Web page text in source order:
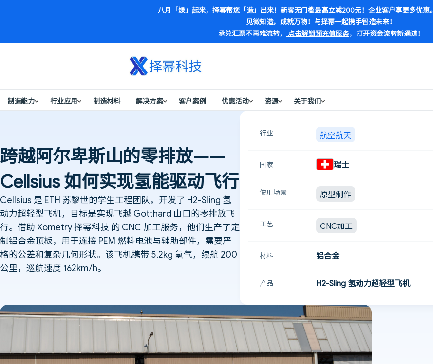
八月「燥」起来，择幂帮您「造」出来！新客无门槛最高立减200元！企业客户享更多优惠。
见微知造，成就万物！ 与择幂一起携手智造未来！
承兑汇票不再难流转， 点击解锁预充值服务，打开资金流转新通道！
制造能力 行业应用 制造材料 解决方案 客户案例 优惠活动 资源 关于我们
跨越阿尔卑斯山的零排放——
Cellsius 如何实现氢能驱动飞行
Cellsius 是 ETH 苏黎世的学生工程团队，开发了 H2-Sling 氢
动力超轻型飞机，目标是实现飞越 Gotthard 山口的零排放飞
行。借助 Xometry 择幂科技 的 CNC 加工服务，他们生产了定
制铝合金顶板，用于连接 PEM 燃料电池与辅助部件，需要严
格的公差和复杂几何形状。该飞机携带 5.2kg 氢气，续航 200
公里，巡航速度 162km/h。
行业 航空航天
国家 瑞士
使用场景 原型制作
工艺 CNC加工
材料 铝合金
产品 H2‑Sling 氢动力超轻型飞机